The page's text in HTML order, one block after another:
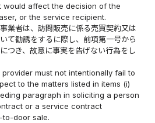
would affect the decision of the
or the service recipient.
業者は、訪問販売に係る売買契約又は
て勧誘をするに際し、前項第一号から
つき、故意に事実を告げない行為をし
must not intentionally fail to
to the matters listed in items (i)
paragraph in soliciting a person
or a service contract
door sale.